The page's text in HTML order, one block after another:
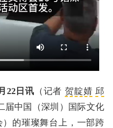
22日讯 （记者贺靛婧 邱
届中国（深圳）国际文化
的璀璨舞台上，一部跨